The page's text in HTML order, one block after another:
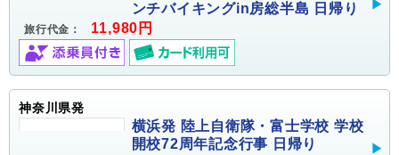
ンチバイキングin房総半島 日帰り
旅行代金： 11,980円
神奈川県発
横浜発 陸上自衛隊・富士学校 学校
開校72周年記念行事 日帰り